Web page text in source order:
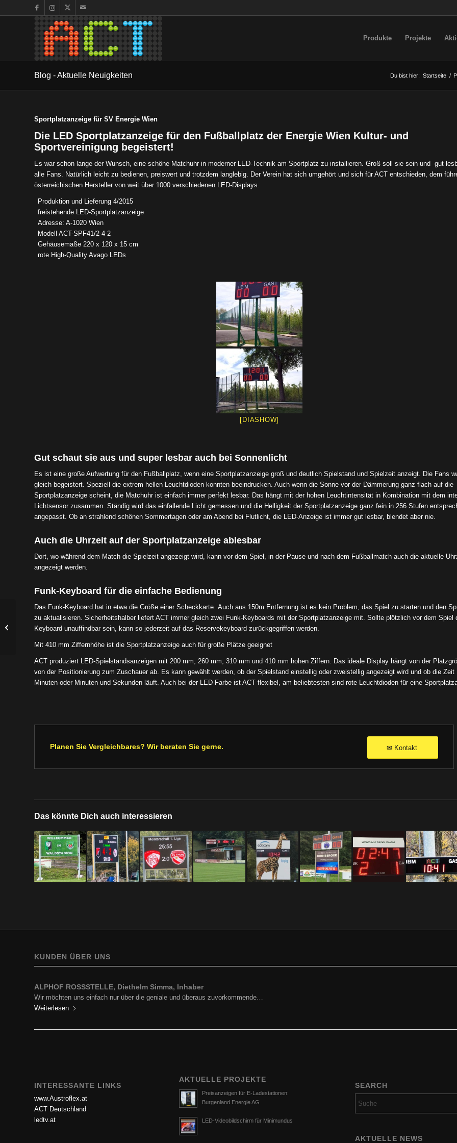
Produkte Projekte
Blog - Aktuelle Neuigkeiten Du bist hier: Startseite /
Sportplatzanzeige für SV Energie Wien
Die LED Sportplatzanzeige für den Fußballplatz der Energie Wien Kultur- und
Sportvereinigung begeistert!
Es war schon lange der Wunsch, eine schöne Matchuhr in moderner LED-Technik am Sportplatz zu installieren. Groß soll sie sein und gut
alle Fans. Natürlich leicht zu bedienen, preiswert und trotzdem langlebig. Der Verein hat sich umgehört und sich für ACT entschieden, dem
österreichischen Hersteller von weit über 1000 verschiedenen LED-Displays.
Produktion und Lieferung 4/2015
freistehende LED-Sportplatzanzeige
Adresse: A-1020 Wien
Modell ACT-SPF41/2-4-2
Gehäusemaße 220 x 120 x 15 cm
rote High-Quality Avago LEDs
[DIASHOW]
Gut schaut sie aus und super lesbar auch bei Sonnenlicht
Es ist eine große Aufwertung für den Fußballplatz, wenn eine Sportplatzanzeige groß und deutlich Spielstand und Spielzeit anzeigt. Die Fans
gleich begeistert. Speziell die extrem hellen Leuchtdioden konnten beeindrucken. Auch wenn die Sonne vor der Dämmerung ganz flach auf die
Sportplatzanzeige scheint, die Matchuhr ist einfach immer perfekt lesbar. Das hängt mit der hohen Leuchtintensität in Kombination mit dem
Lichtsensor zusammen. Ständig wird das einfallende Licht gemessen und die Helligkeit der Sportplatzanzeige ganz fein in 256 Stufen
angepasst. Ob an strahlend schönen Sommertagen oder am Abend bei Flutlicht, die LED-Anzeige ist immer gut lesbar, blendet aber nie.
Auch die Uhrzeit auf der Sportplatzanzeige ablesbar
Dort, wo während dem Match die Spielzeit angezeigt wird, kann vor dem Spiel, in der Pause und nach dem Fußballmatch auch die aktuelle
angezeigt werden.
Funk-Keyboard für die einfache Bedienung
Das Funk-Keyboard hat in etwa die Größe einer Scheckkarte. Auch aus 150m Entfernung ist es kein Problem, das Spiel zu starten und den
zu aktualisieren. Sicherheitshalber liefert ACT immer gleich zwei Funk-Keyboards mit der Sportplatzanzeige mit. Sollte plötzlich vor dem Spiel
Keyboard unauffindbar sein, kann so jederzeit auf das Reservekeyboard zurückgegriffen werden.
Mit 410 mm Ziffernhöhe ist die Sportplatzanzeige auch für große Plätze geeignet
ACT produziert LED-Spielstandsanzeigen mit 200 mm, 260 mm, 310 mm und 410 mm hohen Ziffern. Das ideale Display hängt von der
von der Positionierung zum Zuschauer ab. Es kann gewählt werden, ob der Spielstand einstellig oder zweistellig angezeigt wird und ob die Zeit
Minuten oder Minuten und Sekunden läuft. Auch bei der LED-Farbe ist ACT flexibel, am beliebtesten sind rote Leuchtdioden für eine
Planen Sie Vergleichbares? Wir beraten Sie gerne. ✉ Kontakt
Das könnte Dich auch interessieren
KUNDEN ÜBER UNS
ALPHOF ROSSSTELLE, Diethelm Simma, Inhaber
Wir möchten uns einfach nur über die geniale und überaus zuvorkommende…
Weiterlesen
BP Europe SE, Zweigniederlassung BP Austria, Ing. Hartfried Cincera, GF, Prokurist
Ich darf mich in Erinnerung rufen und zu aller erst für die…
Weiterlesen
INTERESSANTE LINKS
www.Austroflex.at
ACT Deutschland
ledtv.at
AKTUELLE PROJEKTE
Preisanzeigen für E-Ladestationen:
Burgenland Energie AG
LED-Videobildschirm für Minimundus
SEARCH
AKTUELLE NEWS
Video-Display für die
Vermietung in Bulgarien